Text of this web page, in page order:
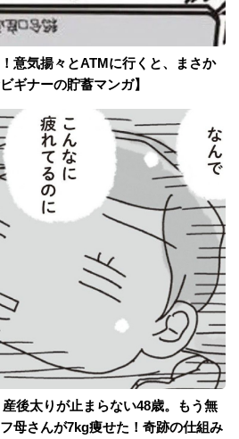
意気揚々とATMに行くと、まさか
ギナーの貯蓄マンガ】
後太りが止まらない48歳。もう無
母さんが7kg痩せた！奇跡の仕組み